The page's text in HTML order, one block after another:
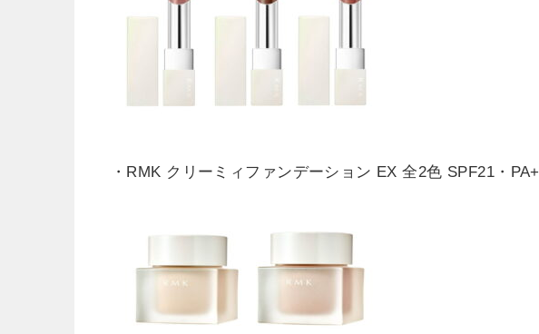
・RMK クリーミィファンデーション EX 全2色 SPF21・